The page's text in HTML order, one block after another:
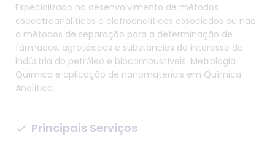
Especializado no desenvolvimento de métodos
espectroanalíticos e eletroanalíticos associados ou não
a métodos de separação para a determinação de
fármacos, agrotóxicos e substâncias de interesse da
indústria do petróleo e biocombustíveis. Metrologia
Química e aplicação de nanomateriais em Química
Analítica.
Principais Serviços